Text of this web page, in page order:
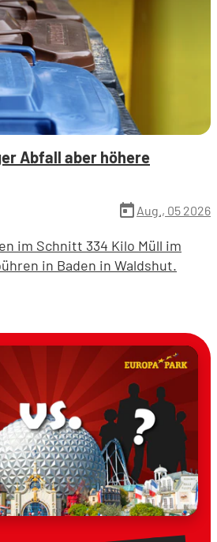
Abfall aber höhere
today Aug., 05 2026
im Schnitt 334 Kilo Müll im
in Baden in Waldshut.